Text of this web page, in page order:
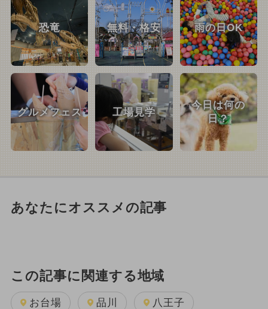
恐竜 無料・格安 雨の日OK
グルメフェス 工場見学
今日は何の
日？
あなたにオススメの記事
この記事に関連する地域
お台場 品川 八王子